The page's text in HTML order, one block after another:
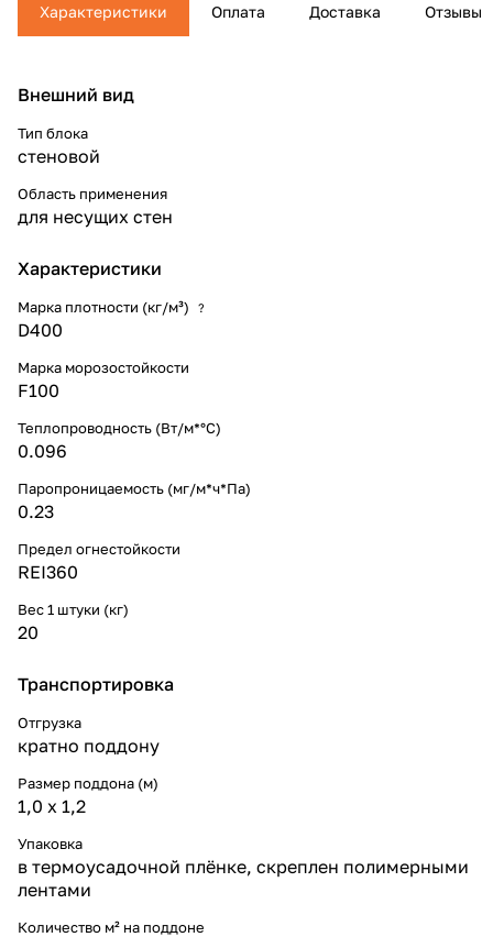
Характеристики Оплата Доставка Отзывы
Внешний вид
Тип блока
стеновой
Область применения
для несущих стен
Характеристики
Марка плотности (кг/м³) ?
D400
Марка морозостойкости
F100
Теплопроводность (Вт/м*°С)
0.096
Паропроницаемость (мг/м*ч*Па)
0.23
Предел огнестойкости
REI360
Вес 1 штуки (кг)
20
Транспортировка
Отгрузка
кратно поддону
Размер поддона (м)
1,0 х 1,2
Упаковка
в термоусадочной плёнке, скреплен полимерными
лентами
Количество м² на поддоне